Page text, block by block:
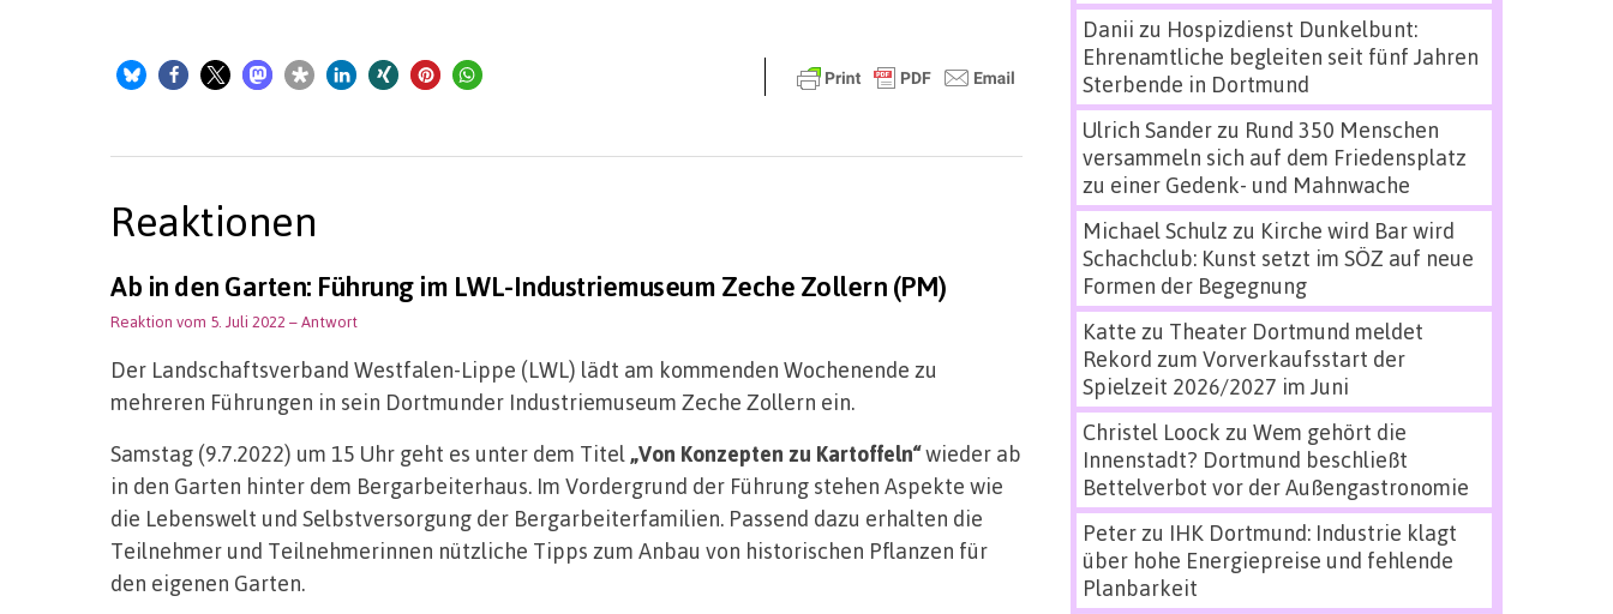
Reaktionen
Ab in den Garten: Führung im LWL-Industriemuseum Zeche Zollern (PM)
Reaktion vom 5. Juli 2022 – Antwort
Der Landschaftsverband Westfalen-Lippe (LWL) lädt am kommenden Wochenende zu
mehreren Führungen in sein Dortmunder Industriemuseum Zeche Zollern ein.
Samstag (9.7.2022) um 15 Uhr geht es unter dem Titel „Von Konzepten zu Kartoffeln“wieder ab
in den Garten hinter dem Bergarbeiterhaus. Im Vordergrund der Führung stehen Aspekte wie
die Lebenswelt und Selbstversorgung der Bergarbeiterfamilien. Passend dazu erhalten die
Teilnehmer und Teilnehmerinnen nützliche Tipps zum Anbau von historischen Pflanzen für
den eigenen Garten.
Danii zu Hospizdienst Dunkelbunt:
Ehrenamtliche begleiten seit fünf Jahren
Sterbende in Dortmund
Ulrich Sanderzu Rund 350 Menschen
versammeln sich auf dem Friedensplatz
zu einer Gedenk- und Mahnwache
Michael Schulz zu Kirche wird Bar wird
Schachclub: Kunst setzt im SÖZ auf neue
Formen der Begegnung
Katte zu Theater Dortmund meldet
Rekord zum Vorverkaufsstart der
Spielzeit 2026/2027 im Juni
Christel Loock zu Wem gehört die
Innenstadt? Dortmund beschließt
Bettelverbot vor der Außengastronomie
Peterzu IHK Dortmund: Industrie klagt
über hohe Energiepreise und fehlende
Planbarkeit